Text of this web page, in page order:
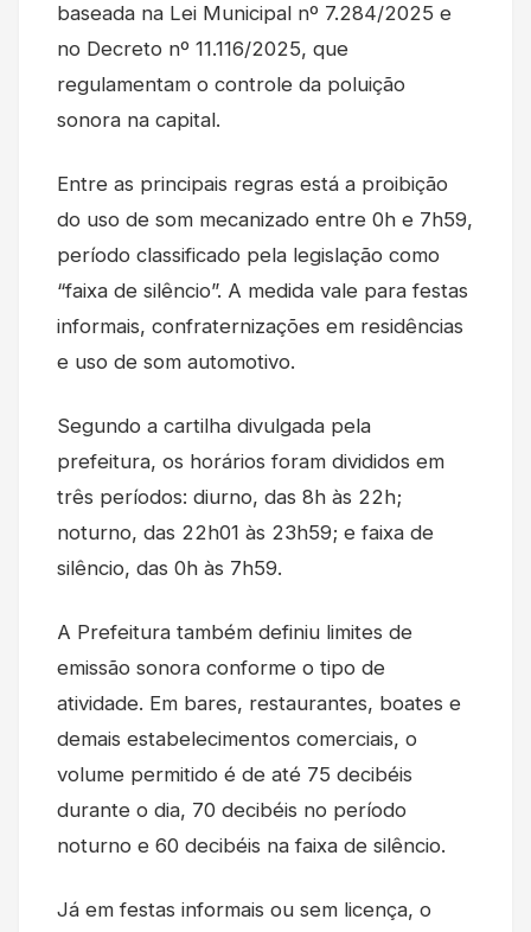
baseada na Lei Municipal nº 7.284/2025 e
no Decreto nº 11.116/2025, que
regulamentam o controle da poluição
sonora na capital.
Entre as principais regras está a proibição
do uso de som mecanizado entre 0h e 7h59,
período classificado pela legislação como
“faixa de silêncio”. A medida vale para festas
informais, confraternizações em residências
e uso de som automotivo.
Segundo a cartilha divulgada pela
prefeitura, os horários foram divididos em
três períodos: diurno, das 8h às 22h;
noturno, das 22h01 às 23h59; e faixa de
silêncio, das 0h às 7h59.
A Prefeitura também definiu limites de
emissão sonora conforme o tipo de
atividade. Em bares, restaurantes, boates e
demais estabelecimentos comerciais, o
volume permitido é de até 75 decibéis
durante o dia, 70 decibéis no período
noturno e 60 decibéis na faixa de silêncio.
Já em festas informais ou sem licença, o